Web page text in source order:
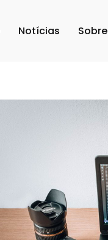
Notícias Sobre